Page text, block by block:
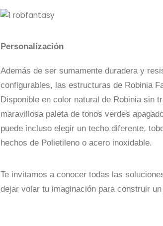
Personalización
Además de ser sumamente duradera y
configurables, las estructuras de Robinia
Disponible en color natural de Robinia sin
maravillosa paleta de tonos verdes
puede incluso elegir un techo diferente,
hechos de Polietileno o acero inoxidable.
Te invitamos a conocer todas las
dejar volar tu imaginación para construir